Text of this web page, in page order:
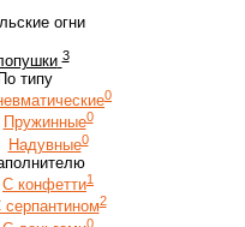
огни
3
типу
0
Пружинные0
Надувные0
С конфетти1
серпантином2
0